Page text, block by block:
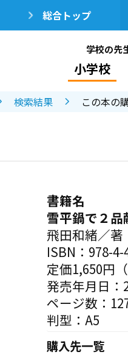
総合トップ
学校の先
小学校
検索結果 この本の
書籍名
雪平鍋で２品
飛田和緒／著
ISBN：978-4-
定価1,650円
発売年月日：
ページ数：
判型：A5
購入先一覧